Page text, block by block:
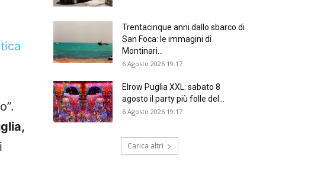
Trentacinque anni dallo sbarco di
San Foca: le immagini di
Montinari...
6 Agosto 2026 19:17
Elrow Puglia XXL: sabato 8
agosto il party più folle del...
6 Agosto 2026 19:17
Carica altri